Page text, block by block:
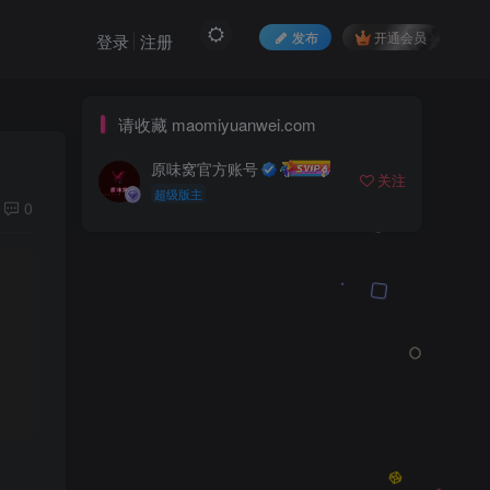
发布 开通会员
登录 注册
0
请收藏 maomiyuanwei.com
原味窝官方账号
超级版主
关注